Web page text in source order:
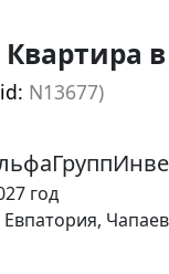
id: N13677)
год